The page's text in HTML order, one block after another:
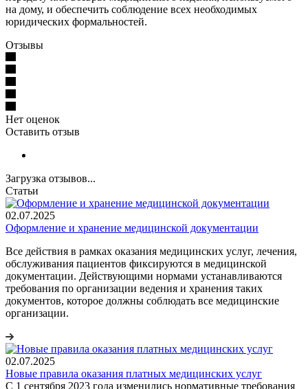
на дому, и обеспечить соблюдение всех необходимых
юридических формальностей.
Отзывы
Нет оценок
Оставить отзыв
Загрузка отзывов...
Статьи
02.07.2025
Оформление и хранение медицинской документации
Все действия в рамках оказания медицинских услуг, лечения,
обслуживания пациентов фиксируются в медицинской
документации. Действующими нормами устанавливаются
требования по организации ведения и хранения таких
документов, которое должны соблюдать все медицинские
организации.
02.07.2025
Новые правила оказания платных медицинских услуг
С 1 сентября 2023 года изменились нормативные требования